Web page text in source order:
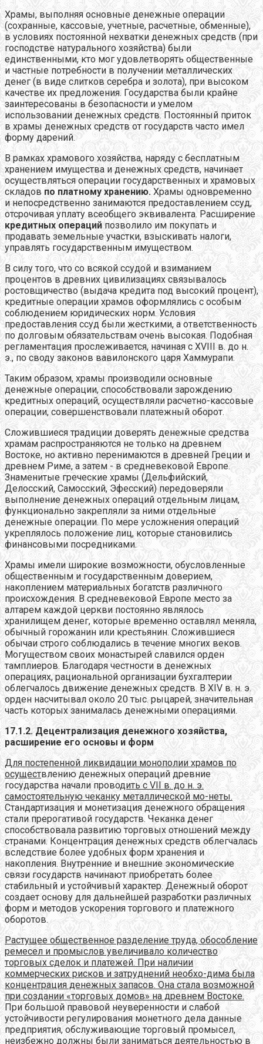
Храмы, выполняя основные денежные операции
(сохранные, кассовые, учетные, расчетные, обменные),
в условиях постоянной нехватки денежных средств (при
господстве натурального хозяйства) были
единственными, кто мог удовлетворять общественные
и частные потребности в получении металлических
денег (в виде слитков серебра и золота), при высоком
качестве их предложения. Государства были крайне
заинтересованы в безопасности и умелом
использовании денежных средств. Постоянный приток
в храмы денежных средств от государств часто имел
форму дарений.
В рамках храмового хозяйства, наряду с бесплатным
хранением имущества и денежных средств, начинает
осуществляться операции государственных и храмовых
складов по платному хранению. Храмы одновременно
и непосредственно занимаются предоставлением ссуд,
отсрочивая уплату всеобщего эквивалента. Расширение
кредитных операций позволило им покупать и
продавать земельные участки, взыскивать налоги,
управлять государственным имуществом.
В силу того, что со всякой ссудой и взиманием
процентов в древних цивилизациях связывалось
ростовщичество (выдача кредита под высокий процент),
кредитные операции храмов оформлялись с особым
соблюдением юридических норм. Условия
предоставления ссуд были жесткими, а ответственность
по долговым обязательствам очень высокая. Подобная
регламентация прослеживается, начиная с XVIII в. до н.
э., по своду законов вавилонского царя Хаммурапи.
Таким образом, храмы производили основные
денежные операции, способствовали зарождению
кредитных операций, осуществляли расчетно-кассовые
операции, совершенствовали платежный оборот.
Сложившиеся традиции доверять денежные средства
храмам распространяются не только на древнем
Востоке, но активно перенимаются в древней Греции и
древнем Риме, а затем - в средневековой Европе.
Знаменитые греческие храмы (Дельфийский,
Делосский, Самосский, Эфесский) передоверяли
выполнение денежных операций отдельным лицам,
функционально закрепляли за ними отдельные
денежные операции. По мере усложнения операций
укреплялось положение лиц, которые становились
финансовыми посредниками.
Храмы имели широкие возможности, обусловленные
общественным и государственным доверием,
накоплением материальных богатств различного
происхождения. В средневековой Европе место за
алтарем каждой церкви постоянно являлось
хранилищем денег, которые временно оставлял меняла,
обычный горожанин или крестьянин. Сложившиеся
обычаи строго соблюдались в течение многих веков.
Могуществом своих монастырей славился орден
тамплиеров. Благодаря честности в денежных
операциях, рациональной организации бухгалтерии
облегчалось движение денежных средств. В XIV в. н. э.
орден насчитывал около 20 тыс. рыцарей, значительная
часть которых занималась денежными операциями.
17.1.2. Децентрализация денежного хозяйства,
расширение его основы и форм
Для постепенной ликвидации монополии храмов по
осуществлению денежных операций древние
государства начали проводить с VII в. до н. э.
самостоятельную чеканку металлической мо-неты.
Стандартизация и монетизация денежного обращения
стали прерогативой государств. Чеканка денег
способствовала развитию торговых отношений между
странами. Концентрация денежных средств облегчалась
вследствие более удобных форм хранения и
накопления. Внутренние и внешние экономические
связи государств начинают приобретать более
стабильный и устойчивый характер. Денежный оборот
создает основу для дальнейшей разработки различных
форм и методов ускорения торгового и платежного
оборотов.
Растущее общественное разделение труда, обособление
ремесел и промыслов увеличивало количество
торговых сделок и платежей. При наличии
коммерческих рисков и затруднений необхо-дима была
концентрация денежных запасов. Она стала возможной
при создании «торговых домов» на древнем Востоке.
При большой правовой неуверенности и слабой
устойчивости регулирования монетного дела данные
предприятия, обслуживающие торговый промысел,
неизбежно должны были заниматься деятельностью в